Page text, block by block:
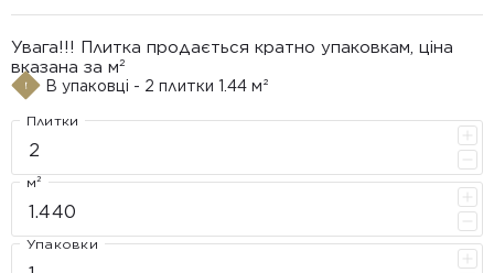
Увага!!! Плитка продається кратно упаковкам, ціна
вказана за м²
В упаковці - 2 плитки 1.44 м²
Плитки
м²
Упаковки